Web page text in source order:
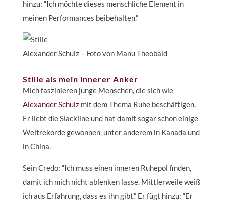
hinzu: “Ich möchte dieses menschliche Element in
meinen Performances beibehalten.”
Alexander Schulz – Foto von Manu Theobald
Stille als mein innerer Anker
Mich faszinieren junge Menschen, die sich wie
Alexander Schulzmit dem Thema Ruhe beschäftigen.
Er liebt die Slackline und hat damit sogar schon einige
Weltrekorde gewonnen, unter anderem in Kanada und
in China.
Sein Credo: “Ich muss einen inneren Ruhepol finden,
damit ich mich nicht ablenken lasse. Mittlerweile weiß
ich aus Erfahrung, dass es ihn gibt.” Er fügt hinzu: “Er